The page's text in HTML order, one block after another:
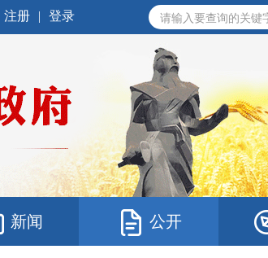
注册 | 登录
新闻 公开